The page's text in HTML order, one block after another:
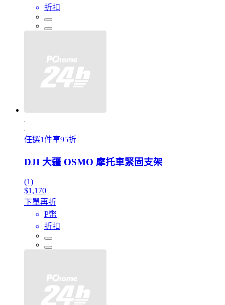
折扣
任選1件享95折
DJI 大疆 OSMO 摩托車緊固支架
(1)
$1,170
下單再折
P幣
折扣